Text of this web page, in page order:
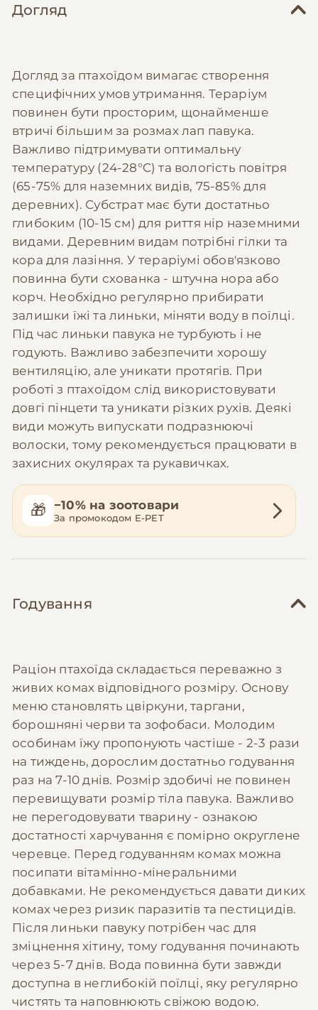
Догляд
Догляд за птахоїдом вимагає створення
специфічних умов утримання. Тераріум
повинен бути просторим, щонайменше
втричі більшим за розмах лап павука.
Важливо підтримувати оптимальну
температуру (24-28°C) та вологість повітря
(65-75% для наземних видів, 75-85% для
деревних). Субстрат має бути достатньо
глибоким (10-15 см) для риття нір наземними
видами. Деревним видам потрібні гілки та
кора для лазіння. У тераріумі обов'язково
повинна бути схованка - штучна нора або
корч. Необхідно регулярно прибирати
залишки їжі та линьки, міняти воду в поїлці.
Під час линьки павука не турбують і не
годують. Важливо забезпечити хорошу
вентиляцію, але уникати протягів. При
роботі з птахоїдом слід використовувати
довгі пінцети та уникати різких рухів. Деякі
види можуть випускати подразнюючі
волоски, тому рекомендується працювати в
захисних окулярах та рукавичках.
🎁 −10% на зоотовари
За промокодом E-PET
Годування
Раціон птахоїда складається переважно з
живих комах відповідного розміру. Основу
меню становлять цвіркуни, таргани,
борошняні черви та зофобаси. Молодим
особинам їжу пропонують частіше - 2-3 рази
на тиждень, дорослим достатньо годування
раз на 7-10 днів. Розмір здобичі не повинен
перевищувати розмір тіла павука. Важливо
не перегодовувати тварину - ознакою
достатності харчування є помірно округлене
черевце. Перед годуванням комах можна
посипати вітамінно-мінеральними
добавками. Не рекомендується давати диких
комах через ризик паразитів та пестицидів.
Після линьки павуку потрібен час для
зміцнення хітину, тому годування починають
через 5-7 днів. Вода повинна бути завжди
доступна в неглибокій поїлці, яку регулярно
чистять та наповнюють свіжою водою.